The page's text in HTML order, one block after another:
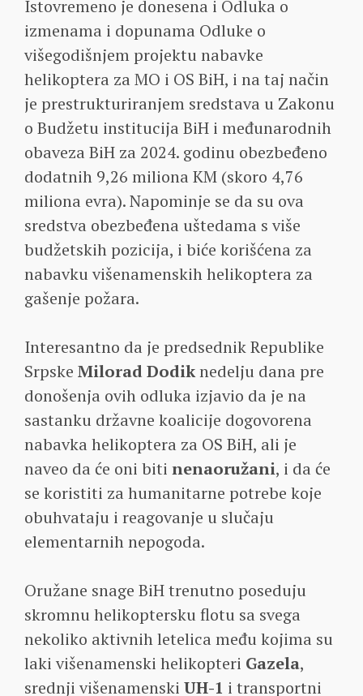
Istovremeno je donesena i Odluka o
izmenama i dopunama Odluke o
višegodišnjem projektu nabavke
helikoptera za MO i OS BiH, i na taj način
je prestrukturiranjem sredstava u Zakonu
o Budžetu institucija BiH i međunarodnih
obaveza BiH za 2024. godinu obezbeđeno
dodatnih 9,26 miliona KM (skoro 4,76
miliona evra). Napominje se da su ova
sredstva obezbeđena uštedama s više
budžetskih pozicija, i biće korišćena za
nabavku višenamenskih helikoptera za
gašenje požara.
Interesantno da je predsednik Republike
Srpske Milorad Dodiknedelju dana pre
donošenja ovih odluka izjavio da je na
sastanku državne koalicije dogovorena
nabavka helikoptera za OS BiH, ali je
naveo da će oni biti nenaoružani, i da će
se koristiti za humanitarne potrebe koje
obuhvataju i reagovanje u slučaju
elementarnih nepogoda.
Oružane snage BiH trenutno poseduju
skromnu helikoptersku flotu sa svega
nekoliko aktivnih letelica među kojima su
laki višenamenski helikopteri Gazela,
srednji višenamenski UH-1 i transportni